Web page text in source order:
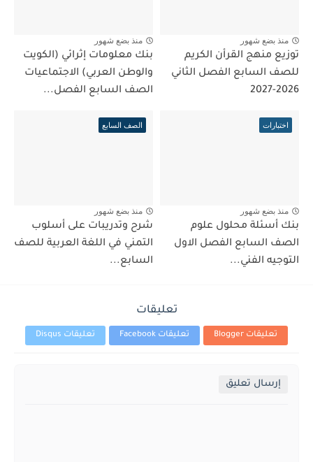
منذ بضع شهور
توزيع منهج القرأن الكريم
للصف السابع الفصل الثاني
2026-2027
منذ بضع شهور
بنك معلومات إثرائي (الكويت
والوطن العربي) الاجتماعيات
الصف السابع الفصل...
اختبارات
منذ بضع شهور
بنك أسئلة محلول علوم
الصف السابع الفصل الاول
التوجيه الفني...
الصف السابع
منذ بضع شهور
شرح وتدريبات على أسلوب
التمني في اللغة العربية للصف
السابع...
تعليقات
تعليقات Blogger تعليقات Facebook تعليقات Disqus
إرسال تعليق